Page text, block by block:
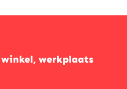
€975,00.
winkel, werkplaats